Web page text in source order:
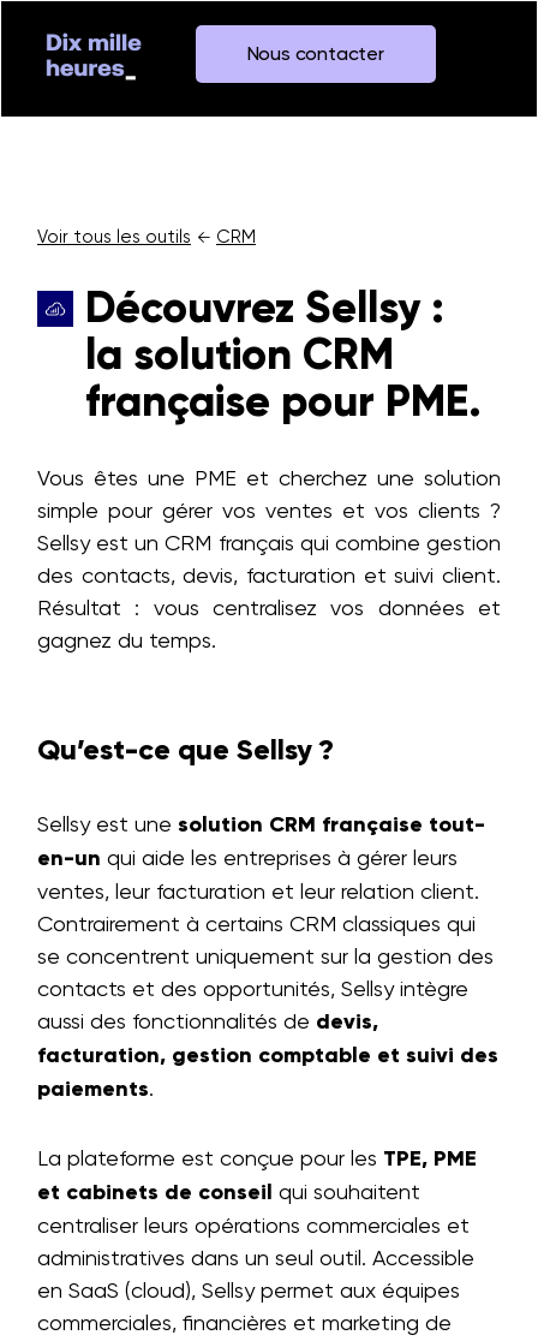
Nous contacter
Voir tous les outils ← CRM
Découvrez Sellsy :
la solution CRM
française pour PME.
Vous êtes une PME et cherchez une solution
simple pour gérer vos ventes et vos clients ?
Sellsy est un CRM français qui combine gestion
des contacts, devis, facturation et suivi client.
Résultat : vous centralisez vos données et
gagnez du temps.
Qu’est-ce que Sellsy ?
Sellsy est une solution CRM française tout-
en-un qui aide les entreprises à gérer leurs
ventes, leur facturation et leur relation client.
Contrairement à certains CRM classiques qui
se concentrent uniquement sur la gestion des
contacts et des opportunités, Sellsy intègre
aussi des fonctionnalités de devis,
facturation, gestion comptable et suivi des
paiements.
La plateforme est conçue pour les TPE, PME
et cabinets de conseil qui souhaitent
centraliser leurs opérations commerciales et
administratives dans un seul outil. Accessible
en SaaS (cloud), Sellsy permet aux équipes
commerciales, financières et marketing de